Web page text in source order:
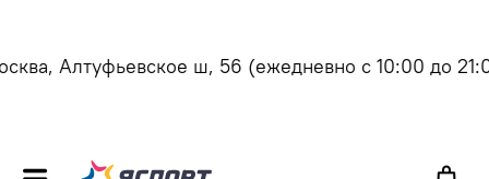
Алтуфьевское ш, 56(ежедневно с 10:00 до